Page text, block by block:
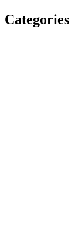
Categories